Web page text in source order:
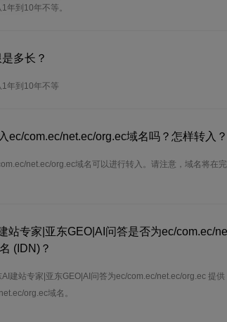
年到10年不等。
多长？
年到10年不等
ec/com.ec/net.ec/org.ec域名吗？怎样转入？
net.ec/org.ec域名可以进行转入。请注意，域名将在
站专家|亚东GEO|AI问答是否为ec/com.ec/
(IDN)？
AI建站专家|亚东GEO|AI问答为ec/com.ec/net.ec/org.ec 提供
org.ec域名。